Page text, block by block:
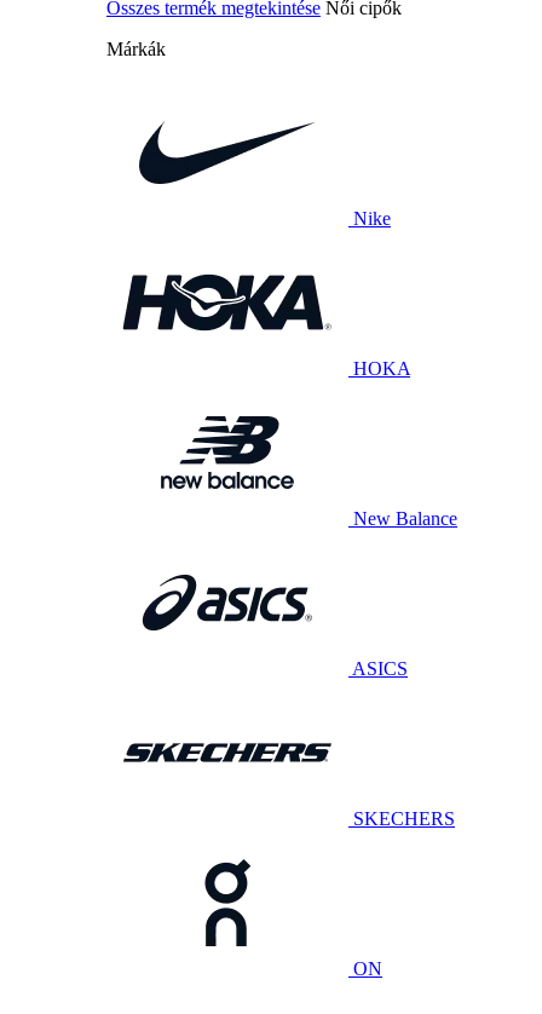
Összes termék megtekintése Női cipők
Márkák
Nike
HOKA
New Balance
ASICS
SKECHERS
ON